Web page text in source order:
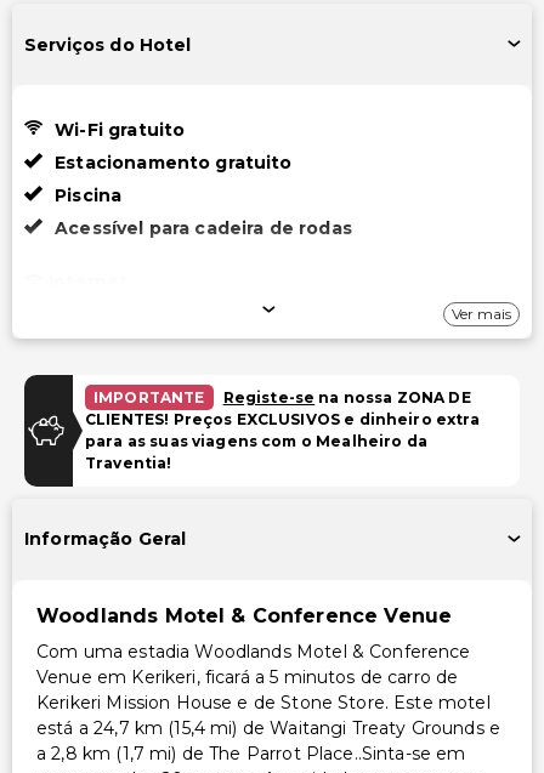
Serviços do Hotel
Wi-Fi gratuito
Estacionamento gratuito
Piscina
Acessível para cadeira de rodas
Estacionamento
Estacionamento gratuito
Biblioteca
Espaço para conferências
Transporte
Sem transporte acessível
Ver mais
IMPORTANTE Registe-se na nossa ZONA DE
CLIENTES! Preços EXCLUSIVOS e dinheiro extra
para as suas viagens com o Mealheiro da
Traventia!
Informação Geral
Woodlands Motel & Conference Venue
Com uma estadia Woodlands Motel & Conference
Venue em Kerikeri, ficará a 5 minutos de carro de
Kerikeri Mission House e de Stone Store. Este motel
está a 24,7 km (15,4 mi) de Waitangi Treaty Grounds e
a 2,8 km (1,7 mi) de The Parrot Place..Sinta-se em